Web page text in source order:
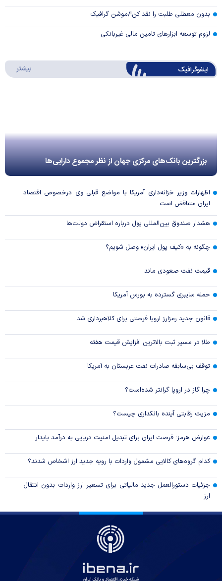
بدون معطلی طلبت را نقد کن!/موشن گرافیک
لزوم توسعه ابزارهای تامین مالی غیربانکی
اینفوگرافیک بیشتر
بزرگترین بانک‌های مرکزی جهان از نظر مجموع دارایی‌ها
اظهارات وزیر خزانه‌داری آمریکا با مواضع قبلی وی درخصوص اقتصاد
ایران متناقض است
هشدار صندوق بین‌المللی پول درباره استقراض دولت‌ها
چگونه به «کیف پول ایران» وصل شویم؟
قیمت نفت صعودی ماند
حمله سایبری گسترده به بورس آمریکا
قانون جدید رمزارز اروپا فرصتی برای کلاهبرداری شد
طلا در مسیر ثبت بالاترین افزایش قیمت هفته
توقف بی‌سابقه صادرات نفت عربستان به آمریکا
چرا گاز در اروپا گرانتر شده‌است؟
مزیت رقابتی آینده بانکداری چیست؟
عوارض هرمز؛ فرصت ایران برای تبدیل امنیت دریایی به درآمد پایدار
کدام گروه‌های کالایی مشمول واردات با رویه جدید ارز اشخاص شدند؟
جزئیات دستورالعمل جدید مالیاتی برای تسعیر ارز واردات بدون انتقال
ارز